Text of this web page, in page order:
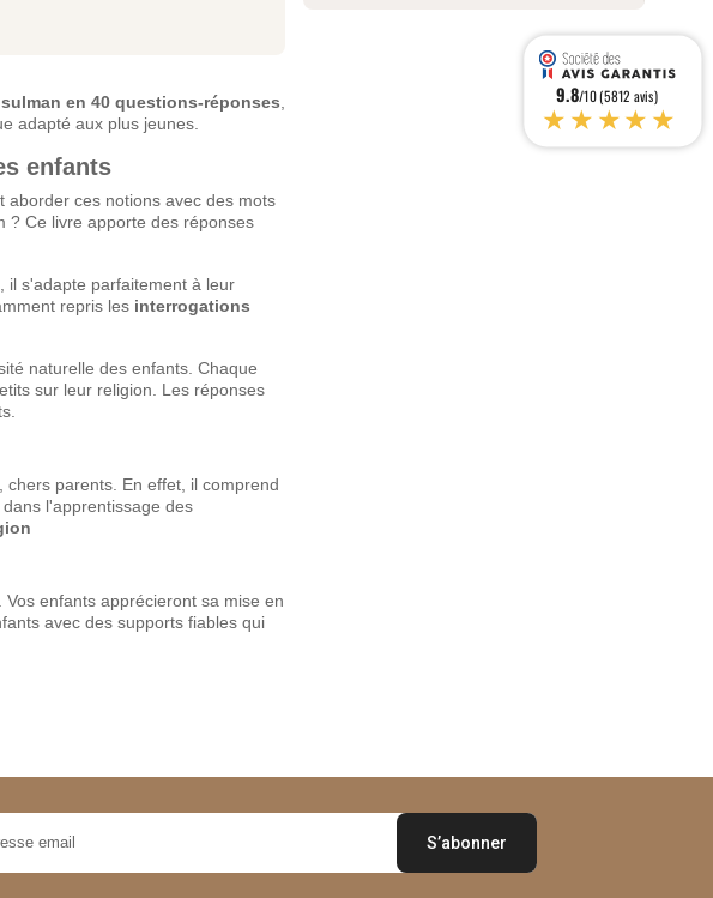
en 40 questions-réponses
adapté aux plus jeunes.
enfants
ces notions avec des mots
? Ce livre apporte des réponses
il s'adapte parfaitement à leur
repris les interrogations
naturelle des enfants. Chaque
sur leur religion. Les réponses
parents. En effet, il comprend
l'apprentissage des
enfants apprécieront sa mise en
avec des supports fiables qui
9.8/10 (5812 avis)
★★★★★